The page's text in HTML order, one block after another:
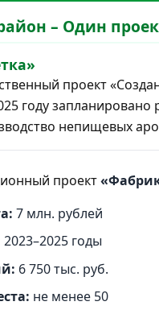
– Один
проект
году
непищевых
проект
7 млн. рублей
2023–2025 годы
6 750 тыс. руб.
не менее 50